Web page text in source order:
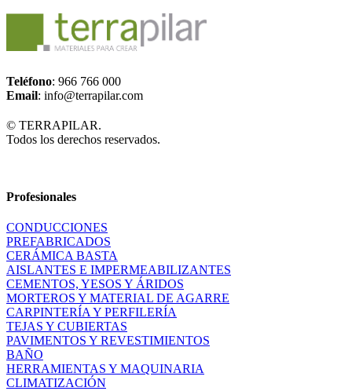
Teléfono: 966 766 000
Email: info@terrapilar.com
© TERRAPILAR.
Todos los derechos reservados.
Profesionales
CONDUCCIONES
PREFABRICADOS
CERÁMICA BASTA
AISLANTES E IMPERMEABILIZANTES
CEMENTOS, YESOS Y ÁRIDOS
MORTEROS Y MATERIAL DE AGARRE
CARPINTERÍA Y PERFILERÍA
TEJAS Y CUBIERTAS
PAVIMENTOS Y REVESTIMIENTOS
BAÑO
HERRAMIENTAS Y MAQUINARIA
CLIMATIZACIÓN